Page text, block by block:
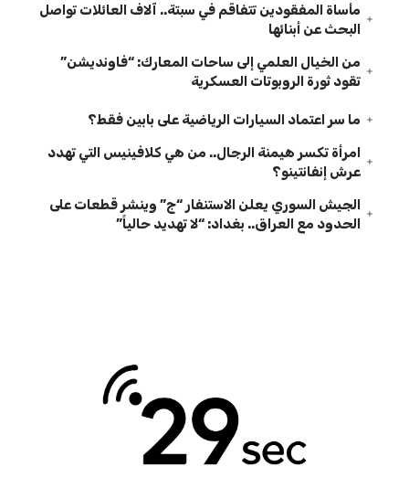
مأساة المفقودين تتفاقم في سبتة.. آلاف العائلات تواصل
البحث عن أبنائها
من الخيال العلمي إلى ساحات المعارك: “فاونديشن”
تقود ثورة الروبوتات العسكرية
ما سر اعتماد السيارات الرياضية على بابين فقط؟
امرأة تكسر هيمنة الرجال.. من هي كلافينيس التي تهدد
عرش إنفانتينو؟
الجيش السوري يعلن الاستنفار “ج” وينشر قطعات على
الحدود مع العراق.. بغداد: “لا تهديد حالياً”